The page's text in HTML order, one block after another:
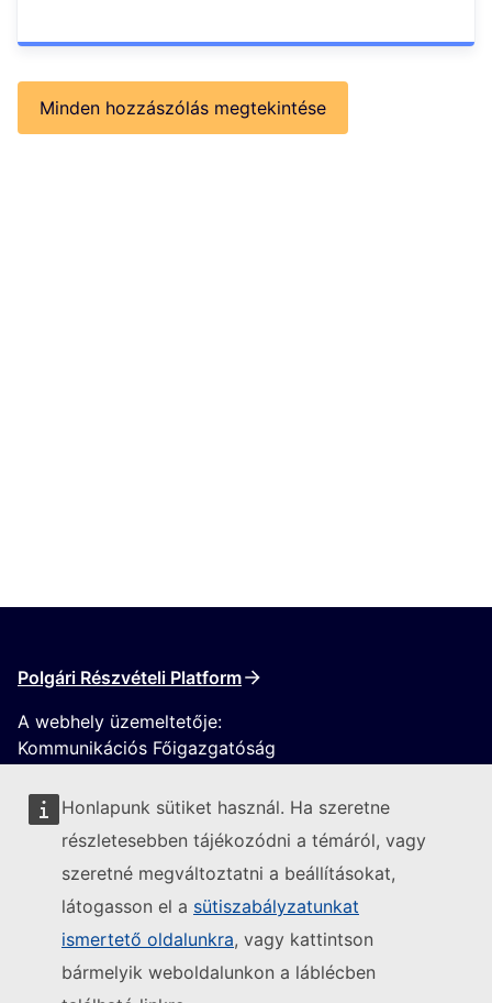
Honlapunk sütiket használ. Ha szeretne
részletesebben tájékozódni a témáról, vagy
szeretné megváltoztatni a beállításokat,
látogasson el a sütiszabályzatunkat
ismertető oldalunkra, vagy kattintson
bármelyik weboldalunkon a láblécben
Minden hozzászólás megtekintése
Polgári Részvételi Platform
A webhely üzemeltetője:
Kommunikációs Főigazgatóság
Kövesse az Európai Bizottságot
Kapcsolatfelvétel(Külső hivatkozás)